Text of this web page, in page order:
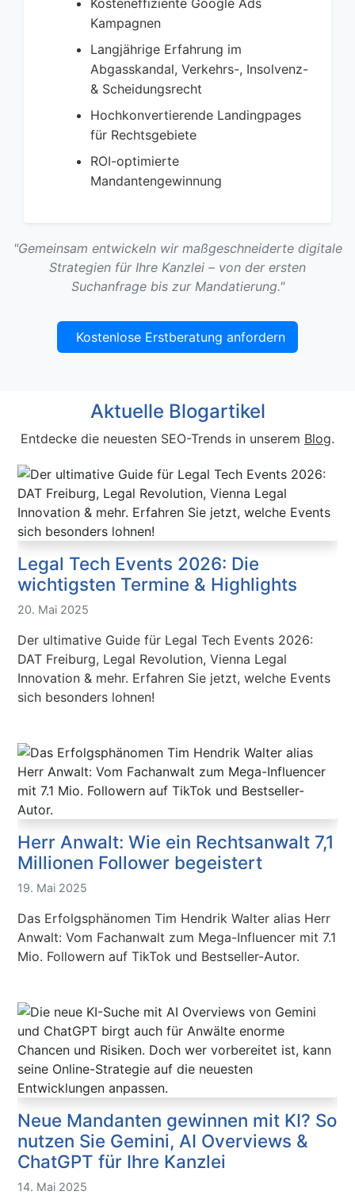
Kosteneffiziente Google Ads
Kampagnen
Langjährige Erfahrung im
Abgasskandal, Verkehrs-, Insolvenz-
& Scheidungsrecht
Hochkonvertierende Landingpages
für Rechtsgebiete
ROI-optimierte
Mandantengewinnung
"Gemeinsam entwickeln wir maßgeschneiderte digitale
Strategien für Ihre Kanzlei – von der ersten
Suchanfrage bis zur Mandatierung."
Kostenlose Erstberatung anfordern
Aktuelle Blogartikel
Entdecke die neuesten SEO-Trends in unserem Blog.
Legal Tech Events 2026: Die
wichtigsten Termine & Highlights
20. Mai 2025
Der ultimative Guide für Legal Tech Events 2026:
DAT Freiburg, Legal Revolution, Vienna Legal
Innovation & mehr. Erfahren Sie jetzt, welche Events
sich besonders lohnen!
Herr Anwalt: Wie ein Rechtsanwalt 7,1
Millionen Follower begeistert
19. Mai 2025
Das Erfolgsphänomen Tim Hendrik Walter alias Herr
Anwalt: Vom Fachanwalt zum Mega-Influencer mit 7.1
Mio. Followern auf TikTok und Bestseller-Autor.
Neue Mandanten gewinnen mit KI? So
nutzen Sie Gemini, AI Overviews &
ChatGPT für Ihre Kanzlei
14. Mai 2025